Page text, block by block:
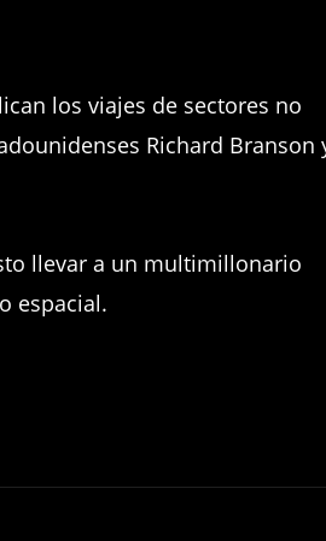
los viajes de sectores no
Richard Branson
llevar a un multimillonario
espacial.